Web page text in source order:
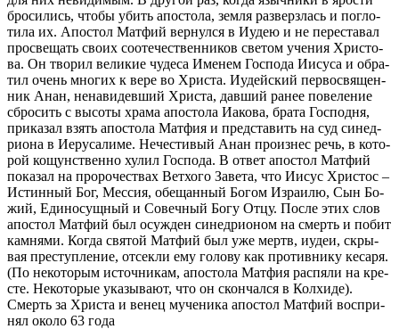
бро­си­лись, чтобы убить апо­сто­ла, зем­ля раз­верз­лась и по­гло­
ти­ла их. Апо­стол Мат­фий вер­нул­ся в Иудею и не пе­ре­ста­вал
про­све­щать сво­их со­оте­че­ствен­ни­ков све­том уче­ния Хри­сто­
ва. Он тво­рил ве­ли­кие чу­де­са Име­нем Гос­по­да Иису­са и об­ра­
тил очень мно­гих к ве­ре во Хри­ста. Иудей­ский пер­во­свя­щен­
ник Анан, нена­ви­дев­ший Хри­ста, дав­ший ра­нее по­ве­ле­ние
сбро­сить с вы­со­ты хра­ма апо­сто­ла Иа­ко­ва, бра­та Гос­под­ня,
при­ка­зал взять апо­сто­ла Мат­фия и пред­ста­вить на суд си­нед­
ри­о­на в Иеру­са­ли­ме. Нече­сти­вый Анан про­из­нес речь, в ко­то­
рой ко­щун­ствен­но ху­лил Гос­по­да. В от­вет апо­стол Мат­фий
по­ка­зал на про­ро­че­ствах Вет­хо­го За­ве­та, что Иисус Хри­стос –
Ис­тин­ный Бог, Мес­сия, обе­щан­ный Бо­гом Из­ра­и­лю, Сын Бо­
жий, Еди­но­сущ­ный и Со­веч­ный Бо­гу От­цу. По­сле этих слов
апо­стол Мат­фий был осуж­ден си­нед­ри­о­ном на смерть и по­бит
кам­ня­ми. Ко­гда свя­той Мат­фий был уже мертв, иудеи, скры­
вая пре­ступ­ле­ние, от­сек­ли ему го­ло­ву как про­тив­ни­ку ке­са­ря.
(По неко­то­рым ис­точ­ни­кам, апо­сто­ла Мат­фия рас­пя­ли на кре­
сте. Неко­то­рые ука­зы­ва­ют, что он скон­чал­ся в Кол­хи­де).
Смерть за Хри­ста и ве­нец му­че­ни­ка апо­стол Мат­фий вос­при­
нял око­ло 63 го­да